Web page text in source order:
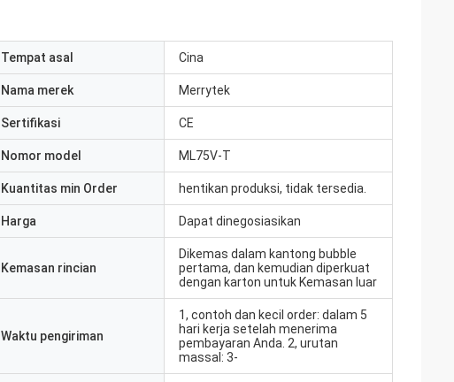
Tempat asal Cina
Nama merek Merrytek
Sertifikasi CE
Nomor model ML75V-T
Kuantitas min Order hentikan produksi, tidak tersedia.
Harga Dapat dinegosiasikan
Kemasan rincian
Dikemas dalam kantong bubble
pertama, dan kemudian diperkuat
dengan karton untuk Kemasan luar
Waktu pengiriman
1, contoh dan kecil order: dalam 5
hari kerja setelah menerima
pembayaran Anda. 2, urutan
massal: 3-